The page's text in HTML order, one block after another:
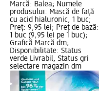
Marcă: Balea; Numele
produsului: Mască de față
cu acid hialuronic, 1 buc;
Preț: 9,95 lei; Preț de bază:
1 buc (9,95 lei pe 1 buc);
Grafică Marcă dm;
Disponibilitate: Status
verde Livrabil, Status gri
selectare magazin dm